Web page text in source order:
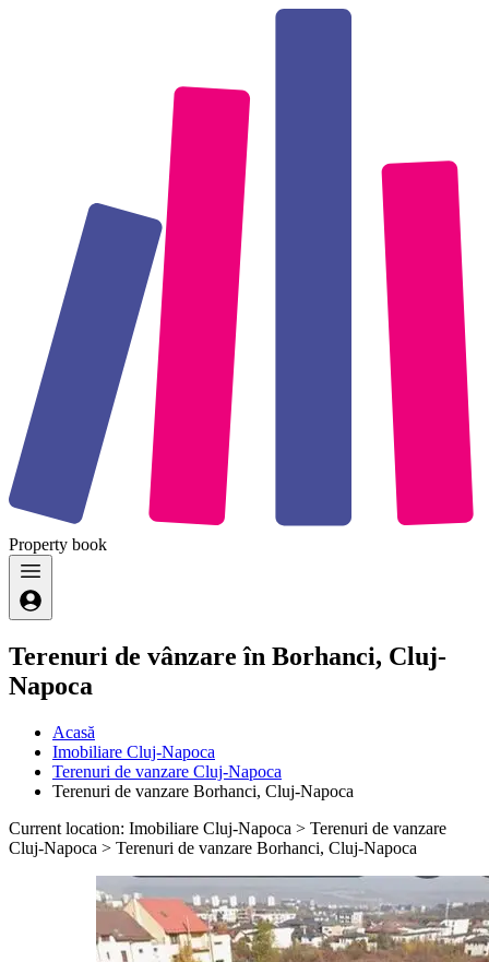
Property book
Terenuri de vânzare în Borhanci, Cluj-
Napoca
Acasă
Imobiliare Cluj-Napoca
Terenuri de vanzare Cluj-Napoca
Terenuri de vanzare Borhanci, Cluj-Napoca
Current location: Imobiliare Cluj-Napoca > Terenuri de vanzare
Cluj-Napoca > Terenuri de vanzare Borhanci, Cluj-Napoca